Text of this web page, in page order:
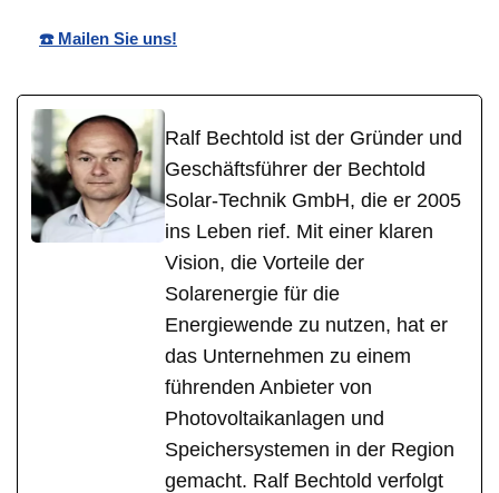
☎️ Mailen Sie uns!
Ralf Bechtold ist der Gründer und
Geschäftsführer der Bechtold
Solar-Technik GmbH, die er 2005
ins Leben rief. Mit einer klaren
Vision, die Vorteile der
Solarenergie für die
Energiewende zu nutzen, hat er
das Unternehmen zu einem
führenden Anbieter von
Photovoltaikanlagen und
Speichersystemen in der Region
gemacht. Ralf Bechtold verfolgt